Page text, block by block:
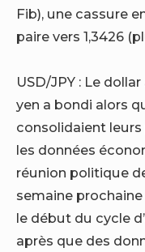
Fib), une cassure
paire vers 1,3426
USD/JPY : Le
yen a bondi alors
consolidaient
les données
réunion politique
semaine
le début du cycle
après que des